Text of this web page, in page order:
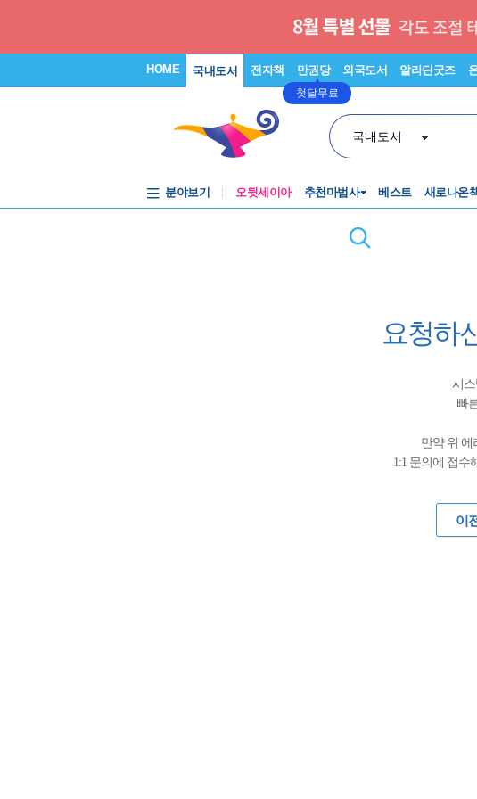
HOME 국내도서 전자책 만권당
첫달무료
외국도서 알라딘굿즈
국내도서
분야보기 오뒷세이아 추천마법사 베스트 새로나온
요청하
시
빠
만약 위 에
1:1 문의에 접수
이